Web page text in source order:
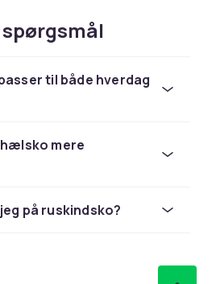
loafers og ballerina
sko
weekend eller en
modeller, der kombinerer
hjemme.
favoritter
det tid til sommersko.
giver en chic
til både hverdag
mere
på ruskindsko?